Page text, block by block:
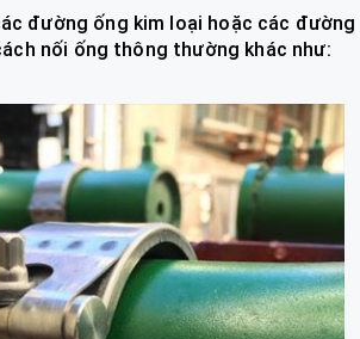
đường ống kim loại hoặc các đường
nối ống thông thường khác như: